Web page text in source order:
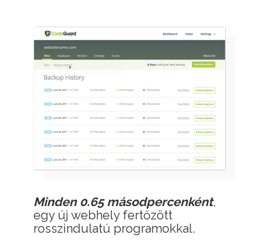
Minden 0.65 másodpercenként,
egy új webhely fertőzött
rosszindulatú programokkal.